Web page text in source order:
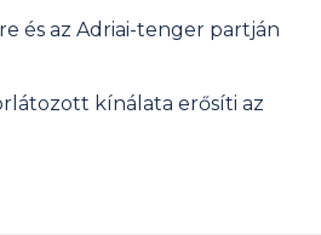
és az Adriai-tenger partján
kínálata erősíti az